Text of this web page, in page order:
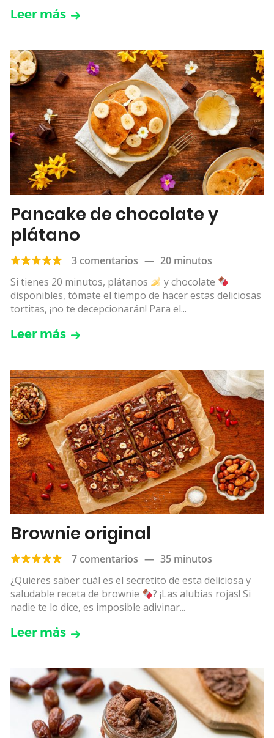
Leer más
Pancake de chocolate y
plátano
3 comentarios — 20 minutos
Si tienes 20 minutos, plátanos
y chocolate
disponibles, tómate el tiempo de hacer estas deliciosas
tortitas, ¡no te decepcionarán! Para el...
Leer más
Brownie original
7 comentarios — 35 minutos
¿Quieres saber cuál es el secretito de esta deliciosa y
saludable receta de brownie
? ¡Las alubias rojas! Si
nadie te lo dice, es imposible adivinar...
Leer más